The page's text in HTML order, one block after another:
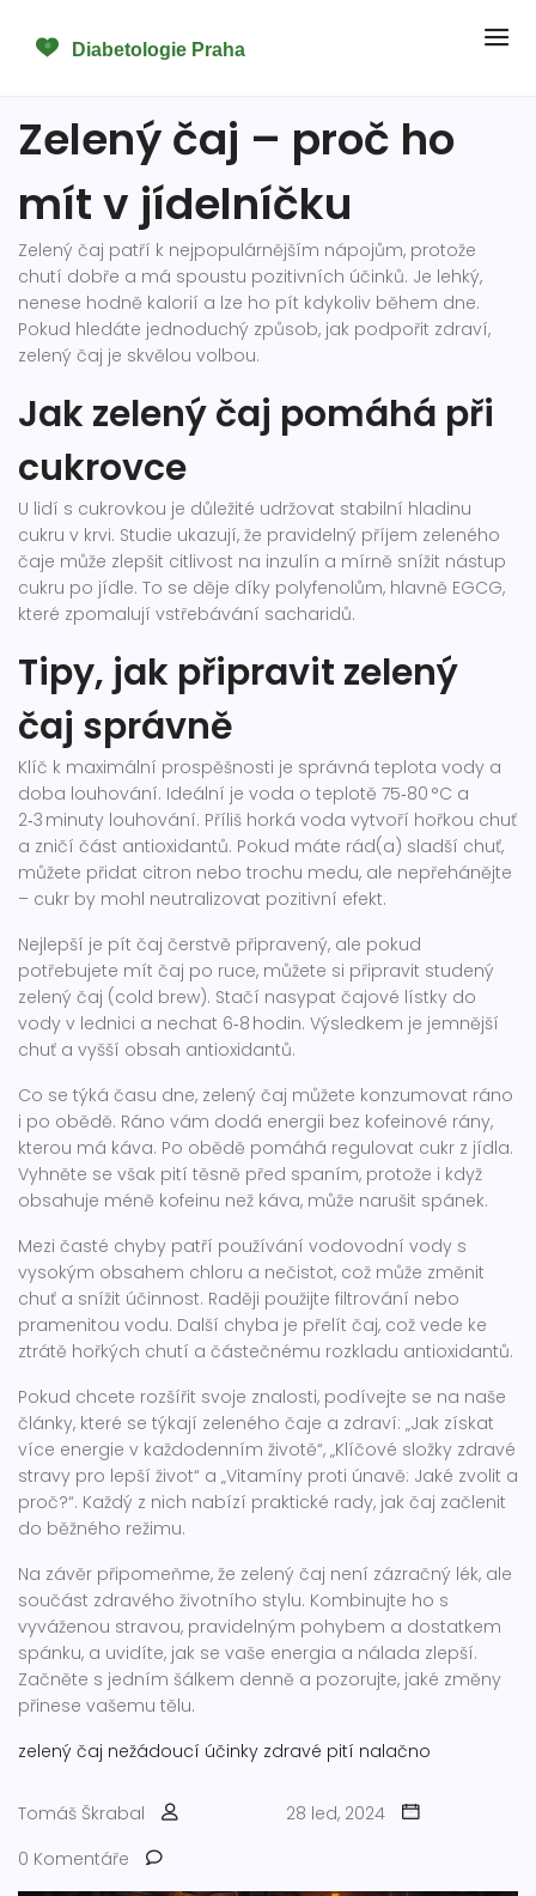
Zelený čaj – proč ho
mít v jídelníčku
Zelený čaj patří k nejpopulárnějším nápojům, protože
chutí dobře a má spoustu pozitivních účinků. Je lehký,
nenese hodně kalorií a lze ho pít kdykoliv během dne.
Pokud hledáte jednoduchý způsob, jak podpořit zdraví,
zelený čaj je skvělou volbou.
Jak zelený čaj pomáhá při
cukrovce
U lidí s cukrovkou je důležité udržovat stabilní hladinu
cukru v krvi. Studie ukazují, že pravidelný příjem zeleného
čaje může zlepšit citlivost na inzulín a mírně snížit nástup
cukru po jídle. To se děje díky polyfenolům, hlavně EGCG,
které zpomalují vstřebávání sacharidů.
Tipy, jak připravit zelený
čaj správně
Klíč k maximální prospěšnosti je správná teplota vody a
doba louhování. Ideální je voda o teplotě 75‑80 °C a
2‑3 minuty louhování. Příliš horká voda vytvoří hořkou chuť
a zničí část antioxidantů. Pokud máte rád(a) sladší chuť,
můžete přidat citron nebo trochu medu, ale nepřehánějte
– cukr by mohl neutralizovat pozitivní efekt.
Nejlepší je pít čaj čerstvě připravený, ale pokud
potřebujete mít čaj po ruce, můžete si připravit studený
zelený čaj (cold brew). Stačí nasypat čajové lístky do
vody v lednici a nechat 6‑8 hodin. Výsledkem je jemnější
chuť a vyšší obsah antioxidantů.
Co se týká času dne, zelený čaj můžete konzumovat ráno
i po obědě. Ráno vám dodá energii bez kofeinové rány,
kterou má káva. Po obědě pomáhá regulovat cukr z jídla.
Vyhněte se však pití těsně před spaním, protože i když
obsahuje méně kofeinu než káva, může narušit spánek.
Mezi časté chyby patří používání vodovodní vody s
vysokým obsahem chloru a nečistot, což může změnit
chuť a snížit účinnost. Raději použijte filtrování nebo
pramenitou vodu. Další chyba je přelít čaj, což vede ke
ztrátě hořkých chutí a částečnému rozkladu antioxidantů.
Pokud chcete rozšířit svoje znalosti, podívejte se na naše
články, které se týkají zeleného čaje a zdraví: „Jak získat
více energie v každodenním životě“, „Klíčové složky zdravé
stravy pro lepší život“ a „Vitamíny proti únavě: Jaké zvolit a
proč?“. Každý z nich nabízí praktické rady, jak čaj začlenit
do běžného režimu.
Na závěr připomeňme, že zelený čaj není zázračný lék, ale
součást zdravého životního stylu. Kombinujte ho s
vyváženou stravou, pravidelným pohybem a dostatkem
spánku, a uvidíte, jak se vaše energia a nálada zlepší.
Začněte s jedním šálkem denně a pozorujte, jaké změny
přinese vašemu tělu.
zelený čaj nežádoucí účinky zdravé pití nalačno
Tomáš Škrabal
28 led, 2024
0 Komentáře